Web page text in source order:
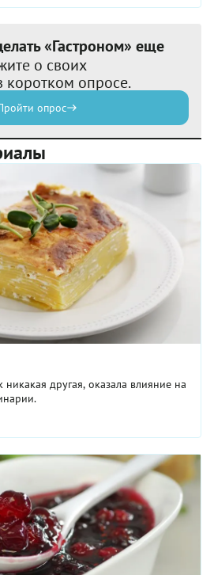
«Гастроном» еще
о своих
коротком опросе.
опрос
другая, оказала влияние на